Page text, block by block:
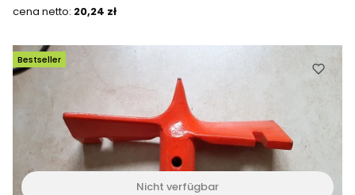
Preis
20,24 zł
Bestseller
Nicht verfügbar